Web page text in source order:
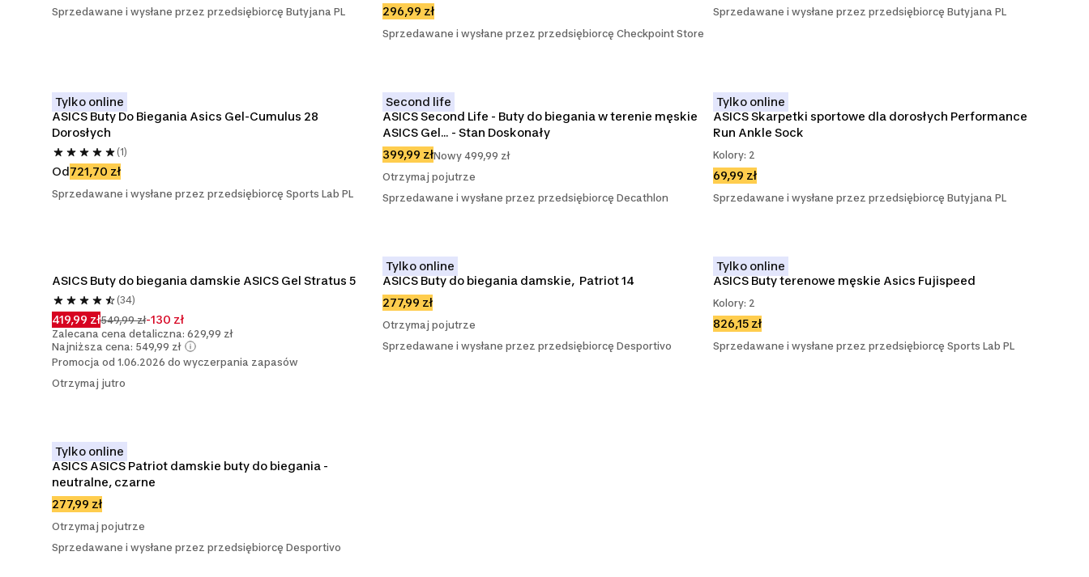
Sprzedawane i wysłane przez przedsiębiorcę Butyjana PL 296,99 zł
Sprzedawane i wysłane przez przedsiębiorcę Checkpoint Store
Sprzedawane i wysłane przez przedsiębiorcę Butyjana PL
Tylko online
ASICS Buty Do Biegania Asics Gel-Cumulus 28
Dorosłych
(1)
Od721,70 zł
Sprzedawane i wysłane przez przedsiębiorcę Sports Lab PL
Second life
ASICS Second Life - Buty do biegania w terenie męskie
ASICS Gel... - Stan Doskonały
399,99 złNowy 499,99 zł
Otrzymaj pojutrze
Sprzedawane i wysłane przez przedsiębiorcę Decathlon
Tylko online
ASICS Skarpetki sportowe dla dorosłych Performance
Run Ankle Sock
Kolory: 2
69,99 zł
Sprzedawane i wysłane przez przedsiębiorcę Butyjana PL
ASICS Buty do biegania damskie ASICS Gel Stratus 5
(34)
419,99 zł549,99 zł-130 zł
Zalecana cena detaliczna: 629,99 zł
Najniższa cena: 549,99 zł
Promocja od 1.06.2026 do wyczerpania zapasów
Otrzymaj jutro
Tylko online
ASICS Buty do biegania damskie,  Patriot 14
277,99 zł
Otrzymaj pojutrze
Sprzedawane i wysłane przez przedsiębiorcę Desportivo
Tylko online
ASICS Buty terenowe męskie Asics Fujispeed
Kolory: 2
826,15 zł
Sprzedawane i wysłane przez przedsiębiorcę Sports Lab PL
Tylko online
ASICS ASICS Patriot damskie buty do biegania -
neutralne, czarne
277,99 zł
Otrzymaj pojutrze
Sprzedawane i wysłane przez przedsiębiorcę Desportivo